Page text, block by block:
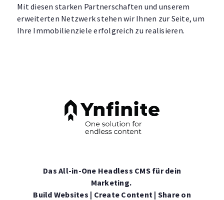
Mit diesen starken Partnerschaften und unserem
erweiterten Netzwerk stehen wir Ihnen zur Seite, um
Ihre Immobilienziele erfolgreich zu realisieren.
Das All-in-One Headless CMS für dein
Marketing.
Build Websites | Create Content | Share on